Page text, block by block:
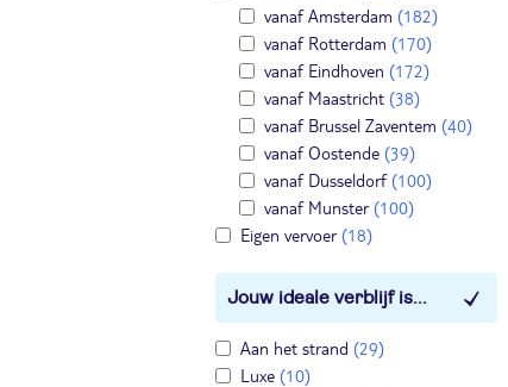
vanaf Amsterdam (182)
vanaf Rotterdam (170)
vanaf Eindhoven (172)
vanaf Maastricht (38)
vanaf Brussel Zaventem (40)
vanaf Oostende (39)
vanaf Dusseldorf(100)
vanaf Munster(100)
Eigen vervoer(18)
Jouw ideale verblijf is...
Aan het strand (29)
Luxe (10)